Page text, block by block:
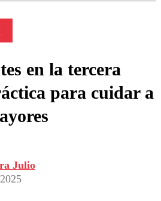
en la tercera
para cuidar a
Julio